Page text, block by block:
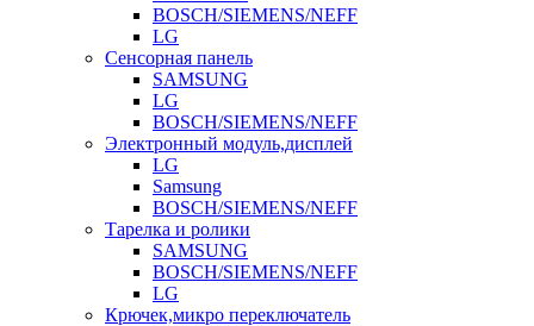
BOSCH/SIEMENS/NEFF
LG
Сенсорная панель
SAMSUNG
LG
BOSCH/SIEMENS/NEFF
Электронный модуль,дисплей
LG
Samsung
BOSCH/SIEMENS/NEFF
Тарелка и ролики
SAMSUNG
BOSCH/SIEMENS/NEFF
LG
Крючек,микро переключатель